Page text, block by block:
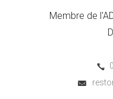
Membre de